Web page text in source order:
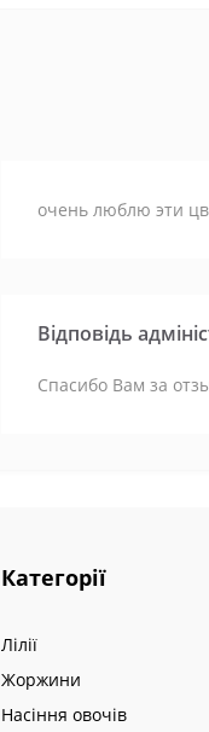
очень люблю эти
Відповідь
Спасибо Вам за
Категорії
Лілії
Жоржини
Насіння овочів